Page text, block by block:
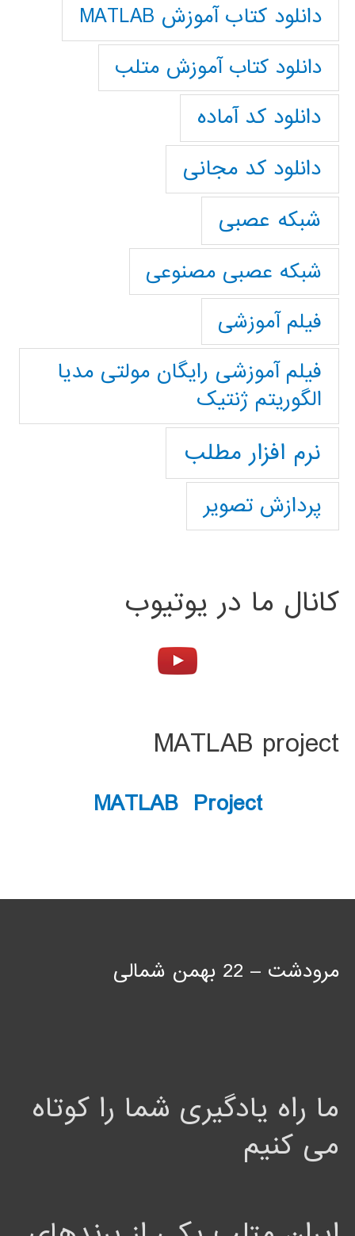
دانلود کتاب آموزش MATLAB
دانلود کتاب آموزش متلب
دانلود کد آماده
دانلود کد مجانی
شبکه عصبی
شبکه عصبی مصنوعی
فیلم آموزشی
فیلم آموزشی رایگان مولتی مدیا
الگوریتم ژنتیک
نرم افزار مطلب
پردازش تصویر
کانال ما در یوتیوب
MATLAB project
MATLAB Project
مرودشت – 22 بهمن شمالی
ما راه یادگیری شما را کوتاه
می کنیم